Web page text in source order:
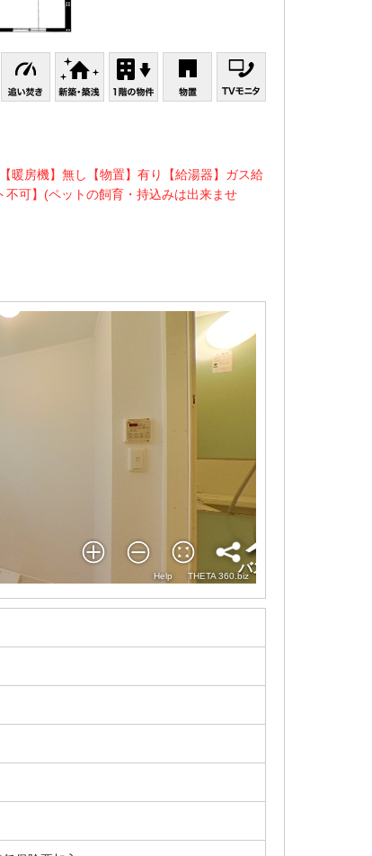
暖房機】無し【物置】有り【給湯器】ガス給
可】(ペットの飼育・持込みは出来ませ